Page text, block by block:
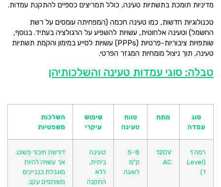
מדיניות תומכת בתשתיות טעינה, כולל תמריצים כספיים להתקנת עמדות.
טכנולוגיות חדשות, כמו טעינה חכמה (המפחיתה עומסים על רשת
החשמל) וטעינה אלחוטית, עשויות להשפיע על הרגולציה בעתיד. בנוסף,
שותפויות ציבוריות-פרטיות (PPPs) עשויות לסייע במימון והקמת תשתיות
טעינה, תוך ניצול מומחיות המגזר הפרטי.
טבלה: סוגי עמדות טעינה והשלכותיהן
סוג
עמדה
מתח
טווח
טעינה
שימוש
עיקרי
השלכות
משפטיות
רמה 1
(Level
1)
120V
AC
5-8
ק"מ
לשעה
טעינה
ביתית,
ללא
התקנה
דורשת חיבור פשוט,
אך עשויה להיות
מוגבלת בבניינים
משותפים עקב